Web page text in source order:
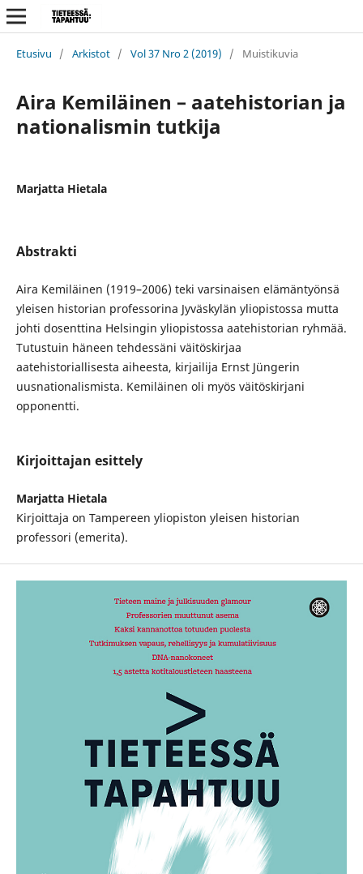
Etusivu / Arkistot / Vol 37 Nro 2 (2019) / Muistikuvia
Aira Kemiläinen – aatehistorian ja
nationalismin tutkija
Marjatta Hietala
Abstrakti
Aira Kemiläinen (1919–2006) teki varsinaisen elämäntyönsä
yleisen historian professorina Jyväskylän yliopistossa mutta
johti dosenttina Helsingin yliopistossa aatehistorian ryhmää.
Tutustuin häneen tehdessäni väitöskirjaa
aatehistoriallisesta aiheesta, kirjailija Ernst Jüngerin
uusnationalismista. Kemiläinen oli myös väitöskirjani
opponentti.
Kirjoittajan esittely
Marjatta Hietala
Kirjoittaja on Tampereen yliopiston yleisen historian
professori (emerita).